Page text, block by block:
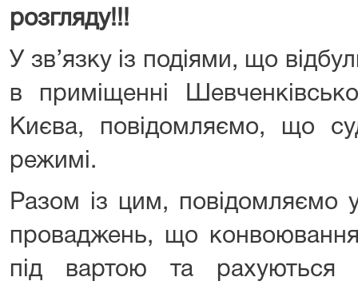
розгляду!!!
У зв’язку із подіями, що
в приміщенні
Києва, повідомляємо, що
режимі.
Разом із цим, повідомляємо
проваджень, що
під вартою та рахуються